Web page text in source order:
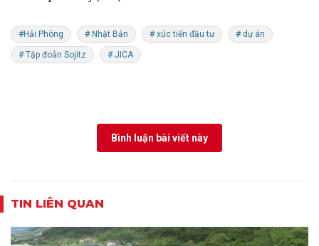
#Hải Phòng # Nhật Bản # xúc tiến đầu tư # dự án
# Tập đoàn Sojitz # JICA
Bình luận bài viết này
TIN LIÊN QUAN